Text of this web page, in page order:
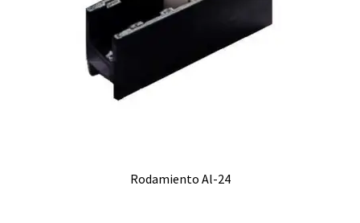
Rodamiento Al-24